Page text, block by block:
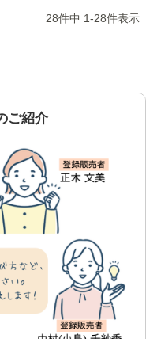
28件中 1-28件表示
ご紹介